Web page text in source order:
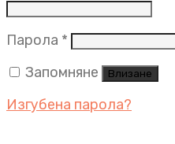
Парола * Задължително
Запомняне
Влизане
Изгубена парола?